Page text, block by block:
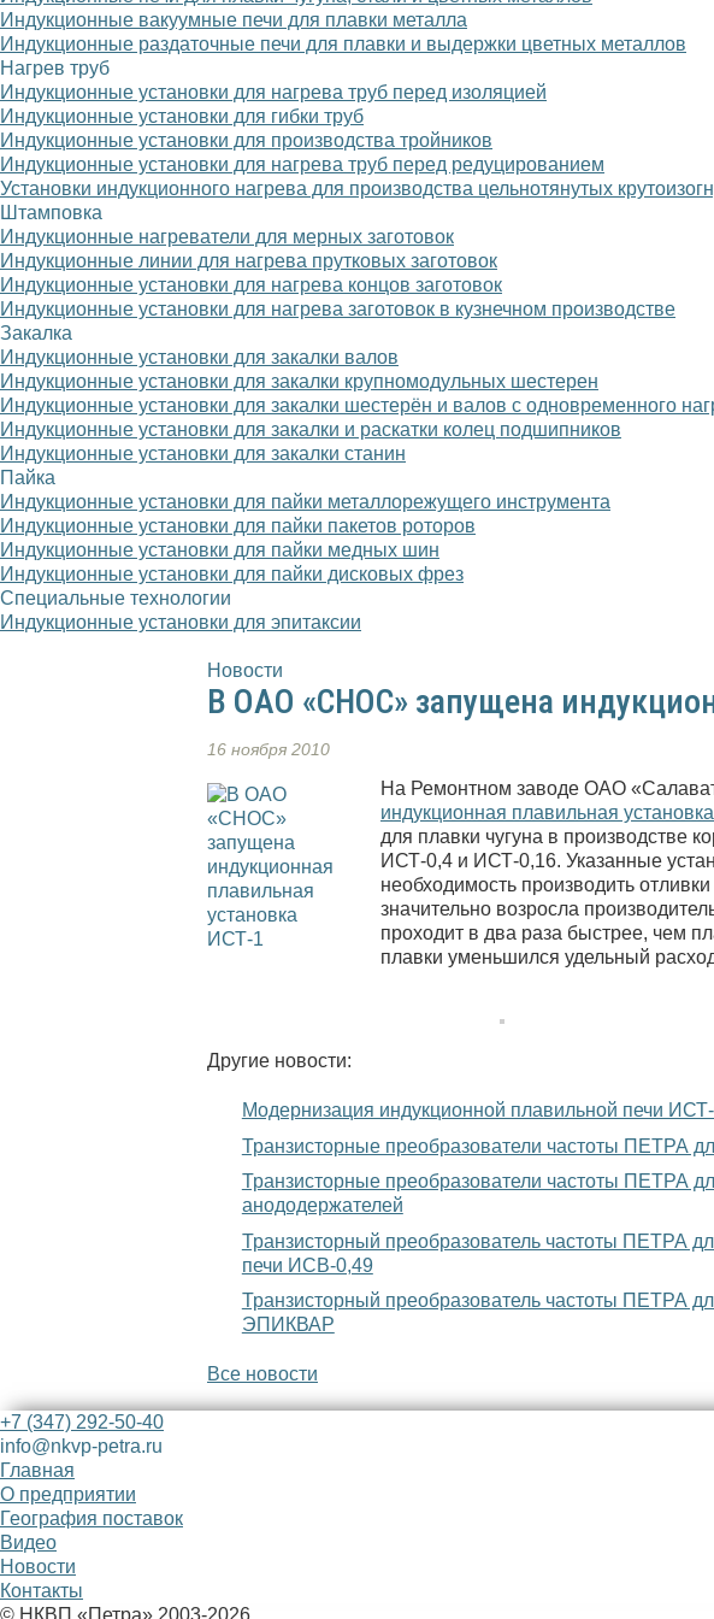
Индукционные вакуумные печи для плавки металла
Индукционные раздаточные печи для плавки и выдержки цветных металлов
Нагрев труб
Индукционные установки для нагрева труб перед изоляцией
Индукционные установки для гибки труб
Индукционные установки для производства тройников
Индукционные установки для нагрева труб перед редуцированием
Установки индукционного нагрева для производства цельнотянутых
Штамповка
Индукционные нагреватели для мерных заготовок
Индукционные линии для нагрева прутковых заготовок
Индукционные установки для нагрева концов заготовок
Индукционные установки для нагрева заготовок в кузнечном производстве
Закалка
Индукционные установки для закалки валов
Индукционные установки для закалки крупномодульных шестерен
Индукционные установки для закалки шестерён и валов с одновременного
Индукционные установки для закалки и раскатки колец подшипников
Индукционные установки для закалки станин
Пайка
Индукционные установки для пайки металлорежущего инструмента
Индукционные установки для пайки пакетов роторов
Индукционные установки для пайки медных шин
Индукционные установки для пайки дисковых фрез
Специальные технологии
Индукционные установки для эпитаксии
Новости
В ОАО «СНОС» запущена
16 ноября 2010
На Ремонтном заводе ОАО
индукционная плавильная
для плавки чугуна в производстве
ИСТ-0,4 и ИСТ-0,16. Указанные
необходимость производить
значительно возросла
проходит в два раза быстрее, чем
плавки уменьшился удельный
Другие новости:
Модернизация индукционной плавильной печи
Транзисторные преобразователи частоты ПЕТРА
Транзисторные преобразователи частоты ПЕТРА
анододержателей
Транзисторный преобразователь частоты ПЕТРА
печи ИСВ-0,49
Транзисторный преобразователь частоты ПЕТРА
ЭПИКВАР
Все новости
+7 (347) 292-50-40
info@nkvp-petra.ru
Главная
О предприятии
География поставок
Видео
Новости
Контакты